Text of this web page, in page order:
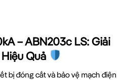
– ABN203c LS: Giải
Quả
bị đóng cắt và bảo vệ mạch điện